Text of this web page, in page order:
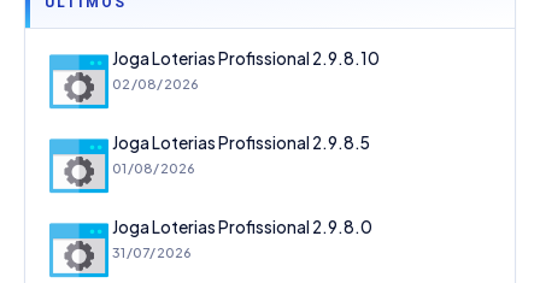
Joga Loterias Profissional 2.9.8.10
02/08/2026
Joga Loterias Profissional 2.9.8.5
01/08/2026
Joga Loterias Profissional 2.9.8.0
31/07/2026